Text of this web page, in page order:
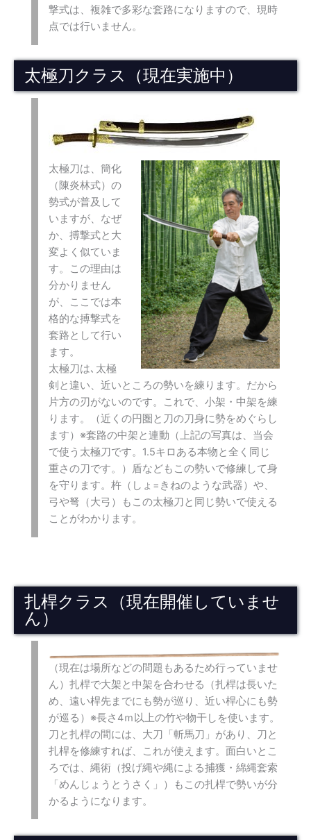
撃式は、複雑で多彩な套路になりますので、現時
点では行いません。
太極刀クラス（現在実施中）
太極刀は、簡化
（陳炎林式）の
勢式が普及して
いますが、なぜ
か、搏撃式と大
変よく似ていま
す。この理由は
分かりません
が、ここでは本
格的な搏撃式を
套路として行い
ます。
太極刀は､太極
剣と違い、近いところの勢いを練ります。だから
片方の刃がないのです。これで、小架・中架を練
ります。（近くの円圏と刀の刀身に勢をめぐらし
ます）※套路の中架と連動（上記の写真は、当会
で使う太極刀です。1.5キロある本物と全く同じ
重さの刀です。）盾などもこの勢いで修練して身
を守ります。杵（しょ=きねのような武器）や、
弓や弩（大弓）もこの太極刀と同じ勢いで使える
ことがわかります。
扎桿クラス（現在開催していませ
ん）
（現在は場所などの問題もあるため行っていませ
ん）扎桿で大架と中架を合わせる（扎桿は長いた
め、遠い桿先までにも勢が巡り、近い桿心にも勢
が巡る）※長さ4ｍ以上の竹や物干しを使います。
刀と扎桿の間には、大刀「斬馬刀」があり、刀と
扎桿を修練すれば、これが使えます。面白いとこ
ろでは、縄術（投げ縄や縄による捕獲・綿縄套索
「めんじょうとうさく」）もこの扎桿で勢いが分
かるようになります。